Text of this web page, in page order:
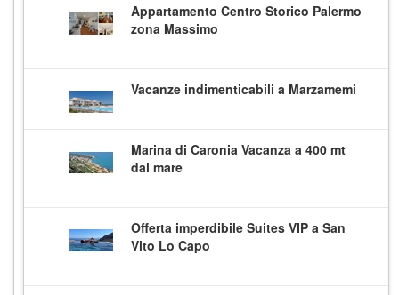
Appartamento Centro Storico Palermo
zona Massimo
Vacanze indimenticabili a Marzamemi
Marina di Caronia Vacanza a 400 mt
dal mare
Offerta imperdibile Suites VIP a San
Vito Lo Capo